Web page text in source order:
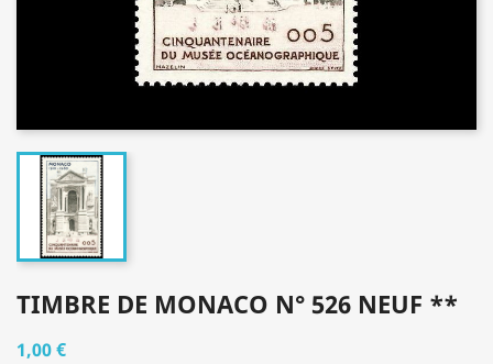
TIMBRE DE MONACO N° 526 NEUF **
1,00 €